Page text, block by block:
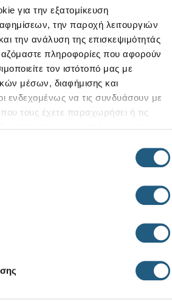
για την εξατομίκευση
την παροχή λειτουργιών
την ανάλυση της επισκεψιμότητάς
πληροφορίες που αφορούν
τον ιστότοπό μας με
μέσων, διαφήμισης και
ενδεχομένως να τις συνδυάσουν με
τους έχετε παραχωρήσει ή τις